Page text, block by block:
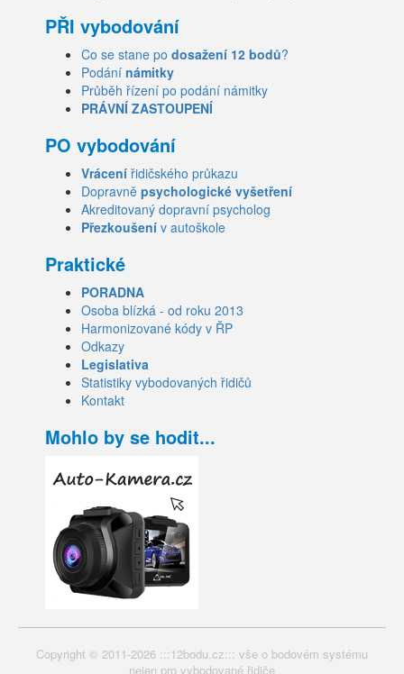
PŘI vybodování
Co se stane po dosažení 12 bodů?
Podání námitky
Průběh řízení po podání námitky
PRÁVNÍ ZASTOUPENÍ
PO vybodování
Vrácení řidičského průkazu
Dopravně psychologické vyšetření
Akreditovaný dopravní psycholog
Přezkoušení v autoškole
Praktické
PORADNA
Osoba blízká - od roku 2013
Harmonizované kódy v ŘP
Odkazy
Legislativa
Statistiky vybodovaných řidičů
Kontakt
Mohlo by se hodit...
Copyright © 2011-2026 :::12bodu.cz::: vše o bodovém systému
nejen pro vybodované řidiče